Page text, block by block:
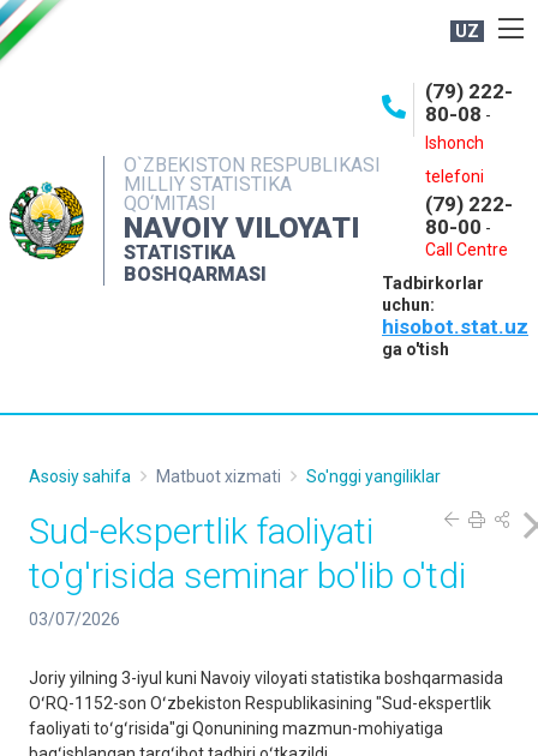
UZ
O`ZBEKISTON RESPUBLIKASI
MILLIY STATISTIKA
QO‘MITASI
NAVOIY VILOYATI
STATISTIKA
BOSHQARMASI
(79) 222-
80-08 -
Ishonch
telefoni
(79) 222-
80-00 -
Call Centre
Tadbirkorlar
uchun:
hisobot.stat.uz
ga o'tish
OCHIQ MA'LUMOTLAR
INTERAKTIV XIZMATLAR
MUROJAATLAR
Asosiy sahifa Matbuot xizmati So'nggi yangiliklar
Sud-ekspertlik faoliyati
to'g'risida seminar bo'lib o'tdi
03/07/2026
Joriy yilning 3-iyul kuni Navoiy viloyati statistika boshqarmasida
OʻRQ-1152-son Oʻzbekiston Respublikasining "Sud-ekspertlik
faoliyati toʻgʻrisida"gi Qonunining mazmun-mohiyatiga